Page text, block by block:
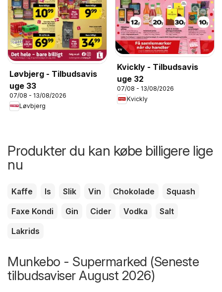
Løvbjerg - Tilbudsavis
uge 33
07/08 - 13/08/2026
Løvbjerg
Kvickly - Tilbudsavis
uge 32
07/08 - 13/08/2026
Kvickly
Produkter du kan købe billigere lige
nu
Kaffe Is Slik Vin Chokolade
Squash
Faxe Kondi
Gin Cider Vodka
Salt
Lakrids
Munkebo - Supermarked (Seneste
tilbudsaviser August 2026)